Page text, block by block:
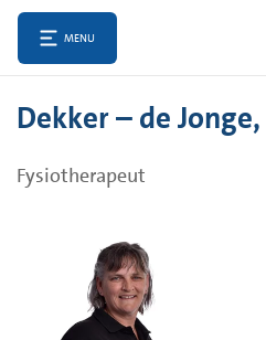
MENU
Dekker – de Jonge,
Fysiotherapeut